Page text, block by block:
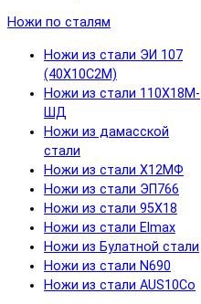
Ножи по сталям
Ножи из стали ЭИ 107
(40Х10С2М)
Ножи из стали 110Х18М-
ШД
Ножи из дамасской
стали
Ножи из стали Х12МФ
Ножи из стали ЭП766
Ножи из стали 95Х18
Ножи из стали Elmax
Ножи из Булатной стали
Ножи из стали N690
Ножи из стали AUS10Co